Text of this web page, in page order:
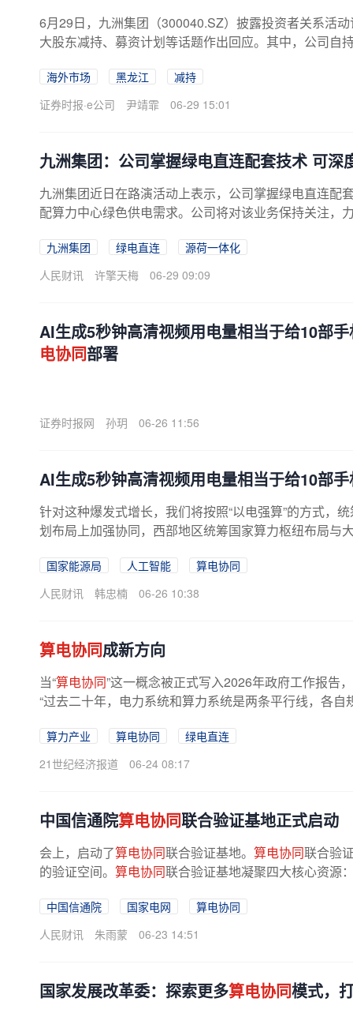
6月29日，九洲集团（300040.SZ）披露投资者关系活
大股东减持、募资计划等话题作出回应。其中，公司自
海外市场 黑龙江
减持
证券时报·e公司
尹靖霏 06-29 15:01
九洲集团：公司掌握绿电直连配套技术 可深
九洲集团近日在路演活动上表示，公司掌握绿电直连配
配算力中心绿色供电需求。公司将对该业务保持关注，
九洲集团 绿电直连
源荷一体化
人民财讯
许擎天梅 06-29 09:09
AI生成5秒钟高清视频用电量相当于给10部
电协同部署
证券时报网 孙玥 06-26 11:56
AI生成5秒钟高清视频用电量相当于给10部
针对这种爆发式增长，我们将按照“以电强算”的方式，
划布局上加强协同，西部地区统筹国家算力枢纽布局与
国家能源局 人工智能
算电协同
人民财讯
韩忠楠 06-26 10:38
算电协同成新方向
当“算电协同”这一概念被正式写入2026年政府工作报告
“过去二十年，电力系统和算力系统是两条平行线，各
算力产业 算电协同
绿电直连
21世纪经济报道
06-24 08:17
中国信通院算电协同联合验证基地正式启动
会上，启动了算电协同联合验证基地。 算电协同联合验
的验证空间。 算电协同联合验证基地凝聚四大核心资源
中国信通院 国家电网
算电协同
人民财讯
朱雨蒙 06-23 14:51
国家发展改革委：探索更多算电协同模式，